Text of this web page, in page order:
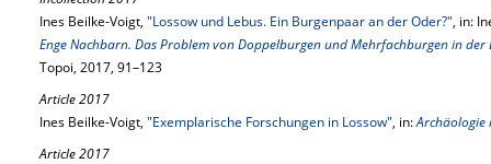
Ines Beilke-Voigt, "Lossow und Lebus. Ein Burgenpaar an der Oder?", in:
Enge Nachbarn. Das Problem von Doppelburgen und Mehrfachburgen in
Topoi, 2017, 91–123
Article 2017
Ines Beilke-Voigt, "Exemplarische Forschungen in Lossow", in:Archäologie
Article 2017